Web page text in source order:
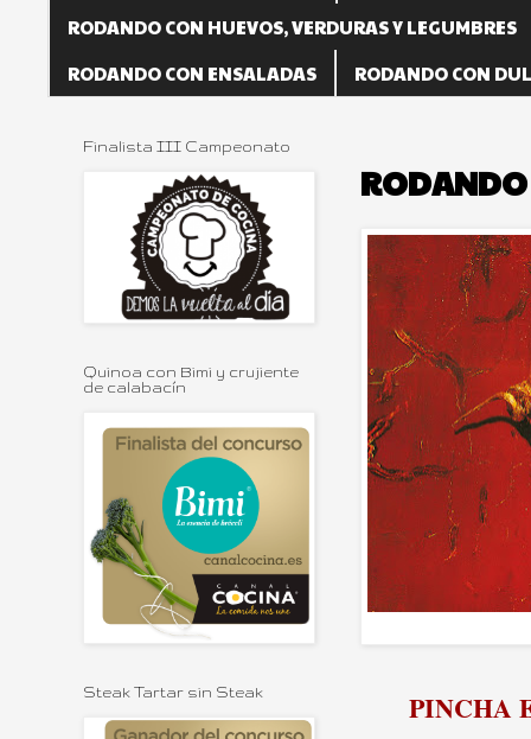
RODANDO CON HUEVOS, VERDURAS Y LEGUMBRES
RODANDO CON ENSALADAS
RODANDO CON
RODANDO
PINCHA
Finalista III Campeonato
Quinoa con Bimi y crujiente
de calabacín
Steak Tartar sin Steak